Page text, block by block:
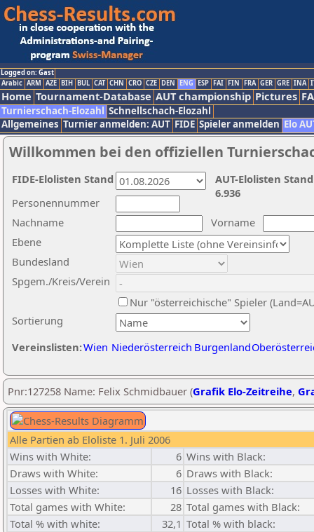
Logged on: Gast
Arabic ARM AZE BIH BUL CAT CHN CRO CZE DEN ENG ESP FAI FIN FRA GER GRE INA
Home Tournament-Database AUT championship Pictures
Turnierschach-Elozahl Schnellschach-Elozahl
Allgemeines Turnier anmelden: AUT FIDE Spieler anmelden Elo
Willkommen bei den offiziellen
Nachname
Vorname
Ebene
Sortierung
Personennummer
Bundesland
Spgem./Kreis/Verein
Nur "österreichische" Spieler
Vereinslisten:Wien Niederösterreich Burgenland
AUT-Elolisten
6.936
FIDE-Elolisten Stand
Pnr:127258 Name: Felix Schmidbauer (Grafik Elo-Zeitreihe,
Alle Partien ab Eloliste 1. Juli 2006
Wins with White:
6 Wins with Black:
Draws with White:
6 Draws with Black:
Losses with White:
16 Losses with Black:
Total games with White:
28 Total games with Black:
Total % with white:
32,1 Total % with black: